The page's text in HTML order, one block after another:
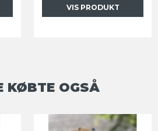
VIS PRODUKT
KØBTE OGSÅ